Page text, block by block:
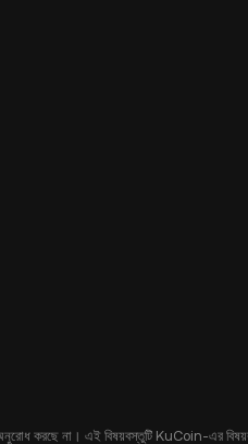
করছে না। এই বিষয়বস্তুটি KuCoin-এর